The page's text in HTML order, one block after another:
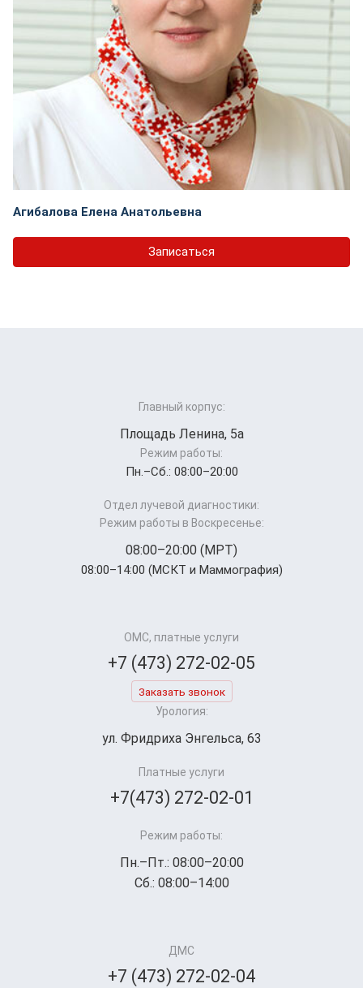
Агибалова Елена Анатольевна
Записаться
Главный корпус:
Площадь Ленина, 5а
Режим работы:
Пн.–Cб.: 08:00–20:00
Отдел лучевой диагностики:
Режим работы в Воскресенье:
08:00–20:00 (МРТ)
08:00–14:00 (МСКТ и Маммография)
ОМС, платные услуги
+7 (473) 272-02-05
Заказать звонок
Урология:
ул. Фридриха Энгельса, 63
Платные услуги
+7(473) 272-02-01
Режим работы:
Пн.–Пт.: 08:00–20:00
Сб.: 08:00–14:00
ДМС
+7 (473) 272-02-04